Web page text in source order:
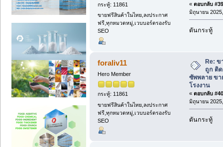
กระทู้: 11861
ขายฟรีสินค้าในไทย,ลงประกาศ
ฟรี,ทุกหมวดหมู่,เวบบอร์ดรองรับ
SEO
« ตอบกลับ
มิถุนายน
ดันกระทู้
foraliv11
Hero Member
กระทู้: 11861
ขายฟรีสินค้าในไทย,ลงประกาศ
ฟรี,ทุกหมวดหมู่,เวบบอร์ดรองรับ
SEO
Re: ข
ถูก ติ
ซัพพลาย ขา
โรงงาน
« ตอบกลับ
มิถุนายน
ดันกระทู้